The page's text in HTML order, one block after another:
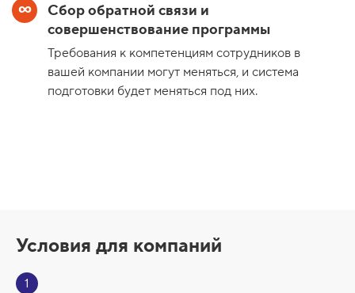
Сбор обратной связи и
совершенствование программы
Требования к компетенциям сотрудников в
вашей компании могут меняться, и система
подготовки будет меняться под них.
Условия для компаний
1